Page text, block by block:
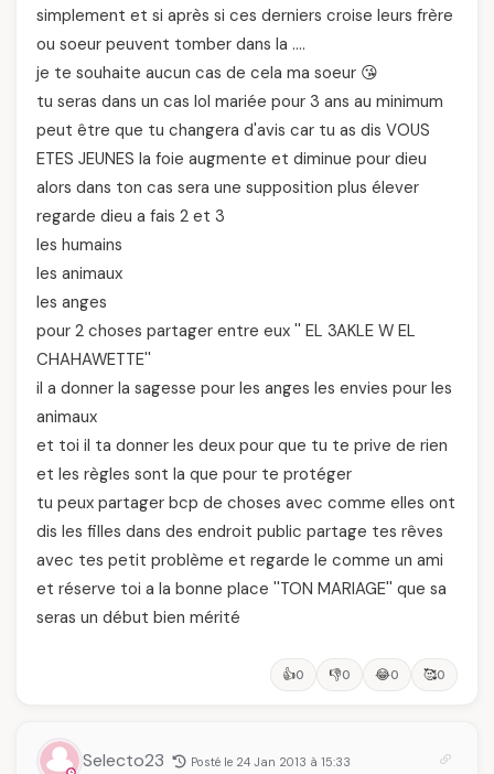
simplement et si après si ces derniers croise leurs frère
ou soeur peuvent tomber dans la ….
je te souhaite aucun cas de cela ma soeur 😘
tu seras dans un cas lol mariée pour 3 ans au minimum
peut être que tu changera d'avis car tu as dis VOUS
ETES JEUNES la foie augmente et diminue pour dieu
alors dans ton cas sera une supposition plus élever
regarde dieu a fais 2 et 3
les humains
les animaux
les anges
pour 2 choses partager entre eux '' EL 3AKLE W EL
CHAHAWETTE''
il a donner la sagesse pour les anges les envies pour les
animaux
et toi il ta donner les deux pour que tu te prive de rien
et les règles sont la que pour te protéger
tu peux partager bcp de choses avec comme elles ont
dis les filles dans des endroit public partage tes rêves
avec tes petit problème et regarde le comme un ami
et réserve toi a la bonne place ''TON MARIAGE'' que sa
seras un début bien mérité
👍0 👎0 😂0 🥰0
Selecto23 Posté le 24 Jan 2013 à 15:33